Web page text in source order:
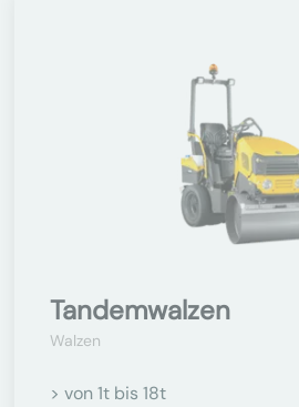
Tandemwalzen
Walzen
> von 1t bis 18t